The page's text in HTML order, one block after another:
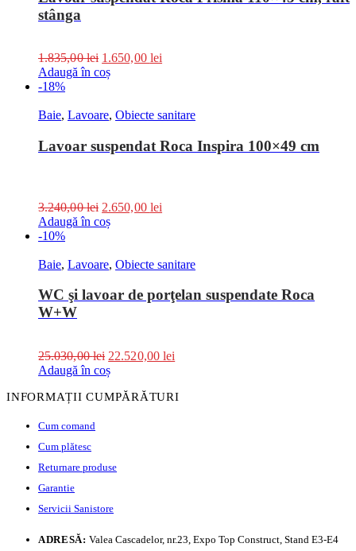
stânga
1.835,00lei 1.650,00 lei
Adaugă în coș
-18%
Baie, Lavoare, Obiecte sanitare
Lavoar suspendat Roca Inspira 100×49 cm
3.240,00lei 2.650,00 lei
Adaugă în coș
-10%
Baie, Lavoare, Obiecte sanitare
WC şi lavoar de porţelan suspendate Roca
W+W
25.030,00lei 22.520,00 lei
Adaugă în coș
INFORMAȚII CUMPĂRĂTURI
Cum comand
Cum plătesc
Returnare produse
Garantie
Servicii Sanistore
ADRESĂ: Valea Cascadelor, nr.23, Expo Top Construct, Stand E3-E4